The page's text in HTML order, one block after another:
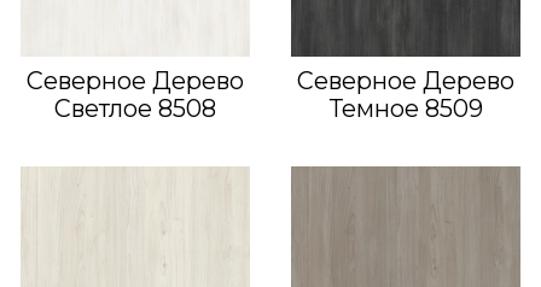
Северное Дерево
Светлое 8508
Северное Дерево
Темное 8509